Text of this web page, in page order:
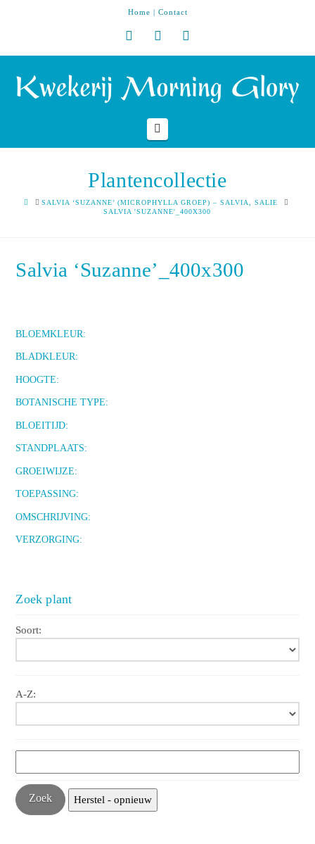
Home | Contact
Plantencollectie
HOMESALVIA ‘SUZANNE’ (MICROPHYLLA GROEP) – SALVIA, SALIE
SALVIA 'SUZANNE'_400X300
Salvia ‘Suzanne’_400x300
BLOEMKLEUR:
BLADKLEUR:
HOOGTE:
BOTANISCHE TYPE:
BLOEITIJD:
STANDPLAATS:
GROEIWIJZE:
TOEPASSING:
OMSCHRIJVING:
VERZORGING:
Zoek plant
Soort:
A-Z: